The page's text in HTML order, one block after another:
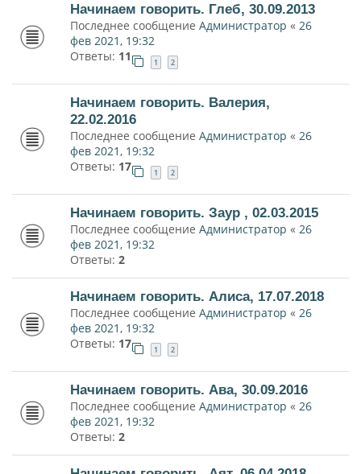
Начинаем говорить. Глеб, 30.09.2013
Последнее сообщение Администратор « 26
фев 2021, 19:32
Ответы: 11 1 2
Начинаем говорить. Валерия,
22.02.2016
Последнее сообщение Администратор « 26
фев 2021, 19:32
Ответы: 17 1 2
Начинаем говорить. Заур , 02.03.2015
Последнее сообщение Администратор « 26
фев 2021, 19:32
Ответы: 2
Начинаем говорить. Алиса, 17.07.2018
Последнее сообщение Администратор « 26
фев 2021, 19:32
Ответы: 17 1 2
Начинаем говорить. Ава, 30.09.2016
Последнее сообщение Администратор « 26
фев 2021, 19:32
Ответы: 2